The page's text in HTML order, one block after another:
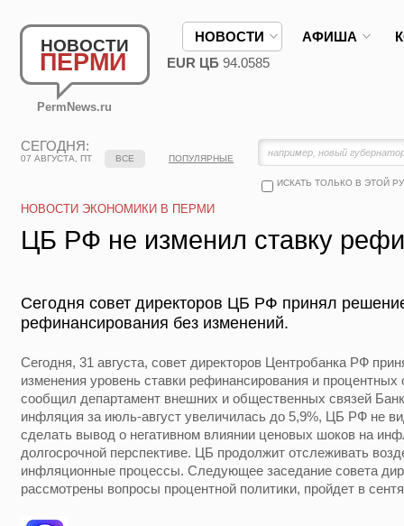
НОВОСТИ
ПЕРМИ
PermNews.ru
НОВОСТИ АФИША
EUR ЦБ 94.0585
СЕГОДНЯ:
07 АВГУСТА, ПТ
ИСКАТЬ ТОЛЬКО В ЭТОЙ
ВСЕ ПОПУЛЯРНЫЕ
НОВОСТИ ЭКОНОМИКИ В ПЕРМИ
ЦБ РФ не изменил ставку
Сегодня совет директоров ЦБ РФ принял
рефинансирования без изменений.
Сегодня, 31 августа, совет директоров Центробанка РФ
изменения уровень ставки рефинансирования и
сообщил департамент внешних и общественных связей
инфляция за июль-август увеличилась до 5,9%, ЦБ РФ не
сделать вывод о негативном влиянии ценовых шоков на
долгосрочной перспективе. ЦБ продолжит отслеживать
инфляционные процессы. Следующее заседание совета
рассмотрены вопросы процентной политики, пройдет в